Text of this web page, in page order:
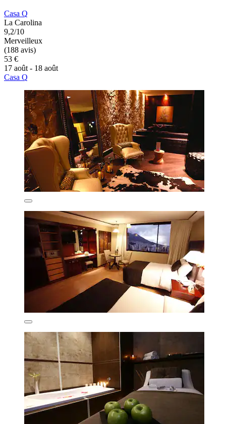
Casa Q
La Carolina
9,2/10
Merveilleux
(188 avis)
53 €
17 août - 18 août
Casa Q